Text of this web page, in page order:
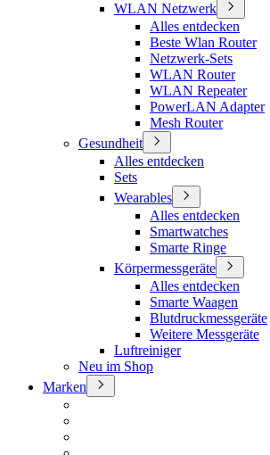
WLAN Netzwerk
Alles entdecken
Beste Wlan Router
Netzwerk-Sets
WLAN Router
WLAN Repeater
PowerLAN Adapter
Mesh Router
Gesundheit
Alles entdecken
Sets
Wearables
Alles entdecken
Smartwatches
Smarte Ringe
Körpermessgeräte
Alles entdecken
Smarte Waagen
Blutdruckmessgeräte
Weitere Messgeräte
Luftreiniger
Neu im Shop
Marken